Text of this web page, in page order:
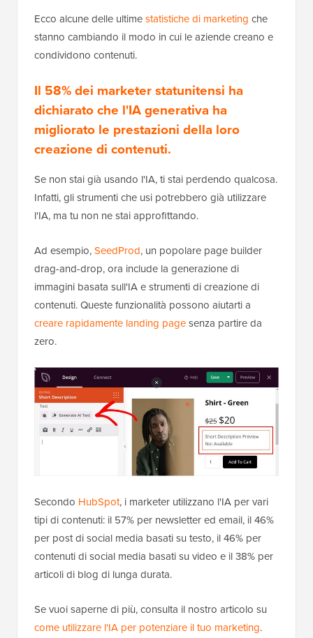
Ecco alcune delle ultimestatistiche di marketing che
stanno cambiando il modo in cui le aziende creano e
condividono contenuti.
Il 58% dei marketer statunitensi ha
dichiarato che l'IA generativa ha
migliorato le prestazioni della loro
creazione di contenuti.
Se non stai già usando l'IA, ti stai perdendo qualcosa.
Infatti, gli strumenti che usi potrebbero già utilizzare
l'IA, ma tu non ne stai approfittando.
Ad esempio,SeedProd, un popolare page builder
drag-and-drop, ora include la generazione di
immagini basata sull'IA e strumenti di creazione di
contenuti. Queste funzionalità possono aiutarti a
creare rapidamente landing pagesenza partire da
zero.
Secondo HubSpot, i marketer utilizzano l'IA per vari
tipi di contenuti: il 57% per newsletter ed email, il 46%
per post di social media basati su testo, il 46% per
contenuti di social media basati su video e il 38% per
articoli di blog di lunga durata.
Se vuoi saperne di più, consulta il nostro articolo su
come utilizzare l'IA per potenziare il tuo marketing.